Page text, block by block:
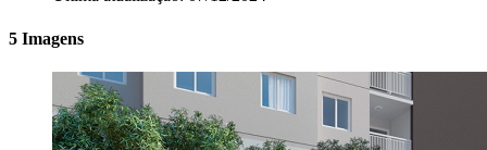
5 Imagens